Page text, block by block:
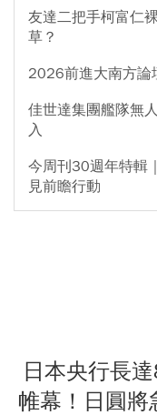
友達二把手柯富仁
草？
2026前進大南方論
佳世達集團艦隊無
入
今周刊30週年特輯
見前瞻行動
日本央行長
帷幕！日圓將